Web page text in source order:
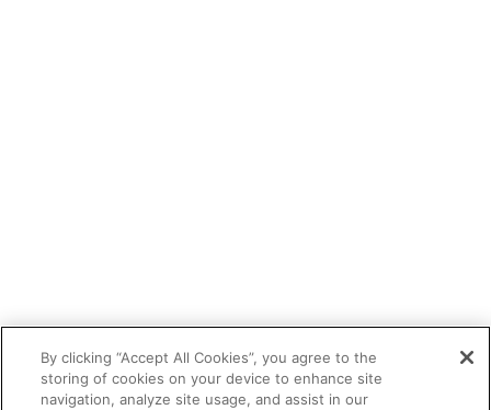
By clicking “Accept All Cookies”, you agree to the
storing of cookies on your device to enhance site
navigation, analyze site usage, and assist in our